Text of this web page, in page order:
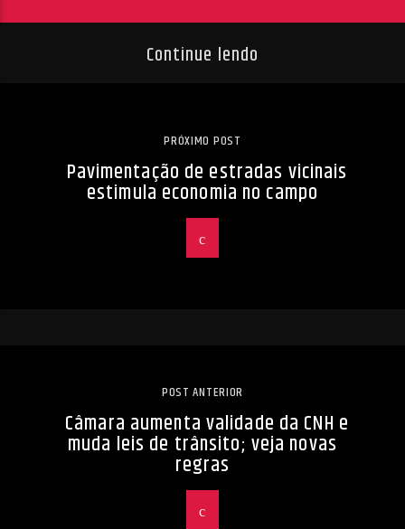
Continue lendo
PRÓXIMO POST
Pavimentação de estradas vicinais
estimula economia no campo
POST ANTERIOR
Câmara aumenta validade da CNH e
muda leis de trânsito; veja novas
regras